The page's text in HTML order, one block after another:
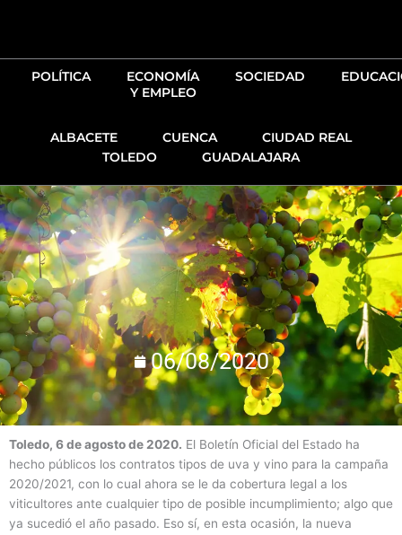
POLÍTICA
ECONOMÍA
Y EMPLEO
SOCIEDAD
ALBACETE CUENCA
CIUDAD REAL
TOLEDO
GUADALAJARA
06/08/2020
Toledo, 6 de agosto de 2020. El Boletín Oficial del Estado ha
hecho públicos los contratos tipos de uva y vino para la campaña
2020/2021, con lo cual ahora se le da cobertura legal a los
viticultores ante cualquier tipo de posible incumplimiento; algo que
ya sucedió el año pasado. Eso sí, en esta ocasión, la nueva